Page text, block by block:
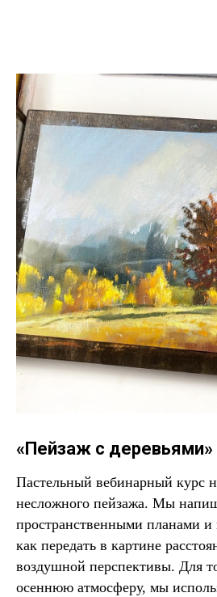
«Пейзаж с деревьями»
Пастельный вебинарный курс
несложного пейзажа. Мы
пространственными планами и
как передать в картине
воздушной перспективы. Для
осеннюю атмосферу, мы